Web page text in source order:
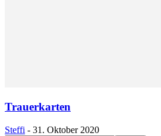
Trauerkarten
Steffi - 31. Oktober 2020